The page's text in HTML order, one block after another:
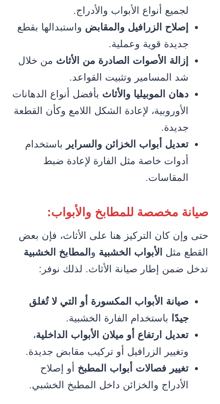
لجميع أنواع الأبواب والأدراج.
إصلاح الزرافيل والمقابض واستبدالها بقطع
جديدة قوية وعملية.
إزالة الأصوات الصادرة من الأثاث من خلال
شد المسامير وتثبيت القواعد.
دهان الموبيليا والأثاث بأفضل أنواع الدهانات
الأوروبية، لإعادة الشكل اللامع وكأن القطعة
جديدة.
تعديل أبواب الخزائن والسراير
باستخدام
أدوات خاصة مثل الفارة لإعادة ضبط
المقاسات.
صيانة مخصصة للمطابخ والأبواب:
حتى وإن كان التركيز هنا على الأثاث، فإن بعض
القطع مثل الأبواب الخشبية و المطابخ الخشبية
تدخل ضمن إطار صيانة الأثاث. لذلك نوفر:
صيانة الأبواب المكسورة أو التي لا تُغلق
جيدًا
باستخدام الفارة الخشبية.
تعديل ارتفاع أو ميلان الأبواب الداخلية،
وتغيير الزرافيل أو تركيب مقابض جديدة.
تغيير فصالات أبواب المطبخ أو إصلاح
الأدراج والخزائن داخل المطبخ الخشبي.